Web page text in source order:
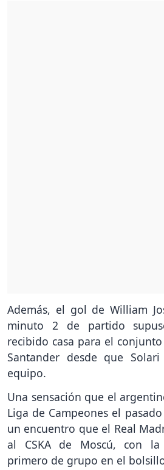
Además, el gol de William
minuto 2 de partido
recibido casa para el
Santander desde que
equipo.
Una sensación que el
Liga de Campeones el
un encuentro que el Real
al CSKA de Moscú, con la
primero de grupo en el